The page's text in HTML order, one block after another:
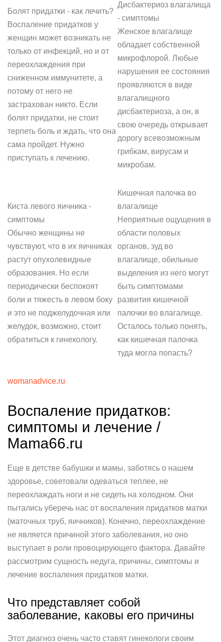
Болят придатки - как лечить?
Воспаление придатков у
женщин может возникать не
только от инфекций, но и от
переохлаждения при
сниженном иммунитете, а
потому от него не
застрахован никто. Если
болят придатки, не стоит
терпеть боль и ждать, что она
сама пройдет. Нужно
приступать к лечению.
Дисбактериоз влагалища
- симптомы
Женское влагалище
обладает собственной
микрофлорой. Любые
нарушения ее состояния
проявляются в виде
влагалищного
дисбактериоза, а он, в
свою очередь открывает
дорогу всевозможным
грибкам, вирусам и
микробам.
Киста левого яичника -
симптомы
Обычно женщины не
чувствуют, что в их яичниках
растут опухолевидные
образования. Но если
периодически беспокоят
боли и тяжесть в левом боку
и это не поджелудочная или
желудок, возможно, стоит
обратиться к гинекологу.
Кишечная палочка во
влагалище
Неприятные ощущения в
области половых
органов, зуд во
влагалище, обильные
выделения из него могут
быть симптомами
развития кишечной
палочки во влагалище.
Осталось только понять,
как кишечная палочка
туда могла попасть?
womanadvice.ru
Воспаление придатков:
симптомы и лечение /
Mama66.ru
Еще в детстве бабушки и мамы, заботясь о нашем
здоровье, советовали одеваться теплее, не
переохлаждать ноги и не сидеть на холодном. Они
пытались уберечь нас от воспаления придатков матки
(маточных труб, яичников). Конечно, переохлаждение
не является причиной этого заболевания, но оно
выступает в роли провоцирующего фактора. Давайте
рассмотрим сущность недуга, причины, симптомы и
лечение воспаления придатков матки.
Что представляет собой
заболевание, каковы его причины
Этот диагноз очень часто ставят гинекологи своим